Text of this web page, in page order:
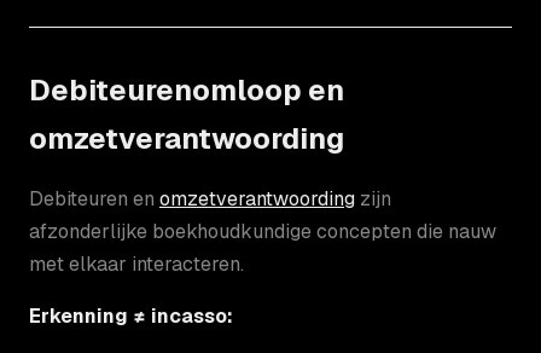
Debiteurenomloop en
omzetverantwoording
Debiteuren en omzetverantwoording zijn
afzonderlijke boekhoudkundige concepten die nauw
met elkaar interacteren.
Erkenning ≠ incasso: